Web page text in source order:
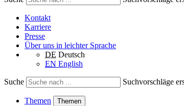
Kontakt
Karriere
Presse
Über uns in leichter Sprache
DE Deutsch
EN English
Suche Suchvorschläge
Themen
Themen